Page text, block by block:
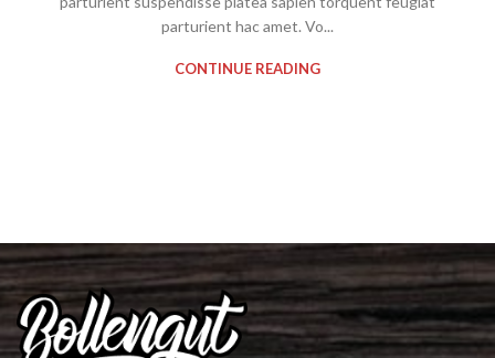
parturient hac amet. Vo...
CONTINUE READING